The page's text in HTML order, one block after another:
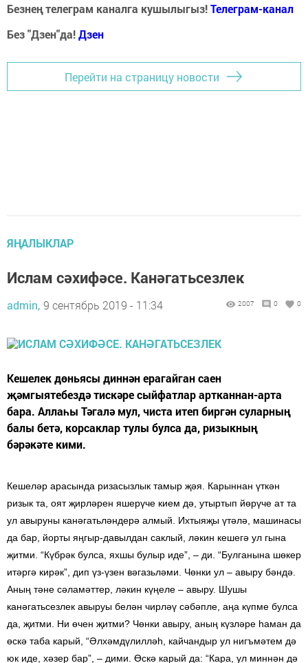
Безнең телеграм каналга кушылыгыз!Телеграм-канал
Без "Дзен"да!Дзен
Перейти на страницу новости
ЯҢАЛЫКЛАР
Ислам сәхифәсе. Канәгатьсезлек
admin, 9 сентябрь 2019 - 11:34 2007 0 0
Кешелек дөньясы диннән ерагайган саен
җәмгыятебездә тискәре сыйфатлар артканнан-арта
бара. Аллаһы Тәгалә мул, чиста итеп биргән суларның
балы бетә, корсаклар тулы булса да, ризыкның
бәрәкәте кими.
Кешеләр арасында ризасызлык тамыр җәя. Карыннан үткән
ризык та, оят җирләрен яшерүче кием дә, утыртып йөрүче ат та
ул авыруны канәгатьләндерә алмый. Ихтыяҗы үтәлә, машинасы
да бар, йорты яңгыр-давылдан саклый, ләкин кешегә ул гына
җитми. “Күбрәк булса, яхшы булыр иде”, – ди. “Булганына шөкер
итәргә кирәк”, дип үз-үзен вәгазьләми. Чөнки ул – авыру бәндә.
Аның тәне сәламәттер, ләкин күңеле – авыру. Шушы
канәгатьсезлек авыруы белән чирләү сәбәпле, аңа күпме булса
да, җитми. Ни өчен җитми? Чөнки авыру, аның күзләре һаман да
өскә таба карый, “Әлхәмдүлилләһ, кайчандыр ул нигъмәтем дә
юк иде, хәзер бар”, – дими. Өскә карый да: “Кара, ул миннән дә